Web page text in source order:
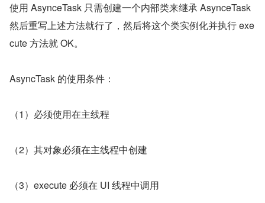
使用 AsynceTask 只需创建一个内部类来继承 AsynceTask
然后重写上述方法就行了，然后将这个类实例化并执行 exe
cute 方法就 OK。
AsyncTask 的使用条件：
（1）必须使用在主线程
（2）其对象必须在主线程中创建
（3）execute 必须在 UI 线程中调用